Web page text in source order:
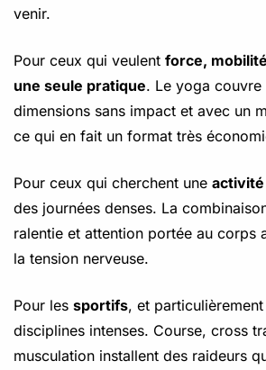
venir.
Pour ceux qui veulent force,
une seule pratique. Le yoga couvre
dimensions sans impact et avec un
ce qui en fait un format très
Pour ceux qui cherchent une activité
des journées denses. La
ralentie et attention portée au corps
la tension nerveuse.
Pour les sportifs, et
disciplines intenses. Course, cross
musculation installent des raideurs